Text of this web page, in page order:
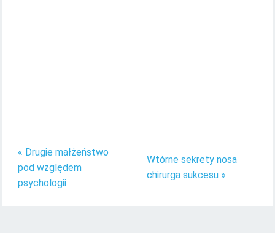
« Drugie małżeństwo
pod względem
psychologii
Wtórne sekrety nosa
chirurga sukcesu »